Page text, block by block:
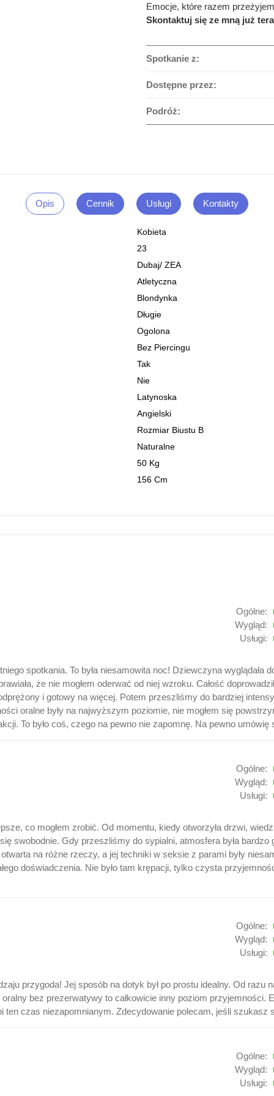
Emocje, które razem
Skontaktuj się ze mną już
Spotkanie z:
Dostępne przez:
Podróż:
Opis Cennik Usługi Kontakty
Kobieta
23
Dubaj/ ZEA
Atletyczna
Blondynka
Długie
Ogolona
Bez Piercingu
Tak
Nie
Latynoska
Angielski
Rozmiar Biustu B
Naturalne
50 Kg
156 Cm
Ogólne:
Wygląd:
Usługi:
spotkania. To była niesamowita noc! Dziewczyna wyglądała
że nie mogłem oderwać od niej wzroku. Całość
i gotowy na więcej. Potem przeszliśmy do bardziej
oralne były na najwyższym poziomie, nie mogłem się
To było coś, czego na pewno nie zapomnę. Na pewno umówię
Ogólne:
Wygląd:
Usługi:
co mogłem zrobić. Od momentu, kiedy otworzyła drzwi,
swobodnie. Gdy przeszliśmy do sypialni, atmosfera była
na różne rzeczy, a jej techniki w seksie z parami były
doświadczenia. Nie było tam krępacji, tylko czysta
Ogólne:
Wygląd:
Usługi:
przygoda! Jej sposób na dotyk był po prostu idealny. Od razu
bez prezerwatywy to całkowicie inny poziom przyjemności.
czas niezapomnianym. Zdecydowanie polecam, jeśli szukasz
Ogólne:
Wygląd:
Usługi: